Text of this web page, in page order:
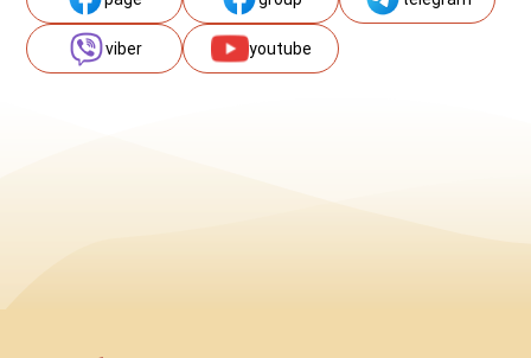
viber youtube